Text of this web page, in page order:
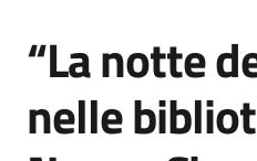
Novità
Menu selezionato
Salta al contenuto
“La notte
nelle